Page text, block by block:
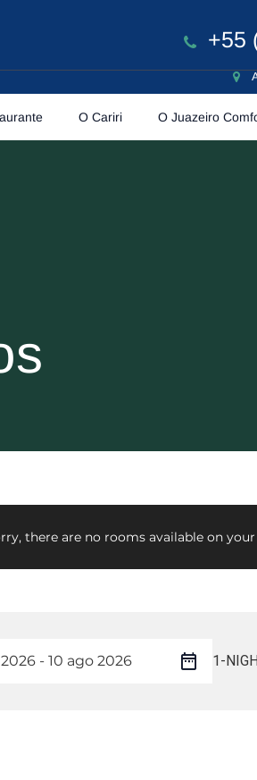
+55
O Cariri O Juazeiro
there are no rooms available on
1-